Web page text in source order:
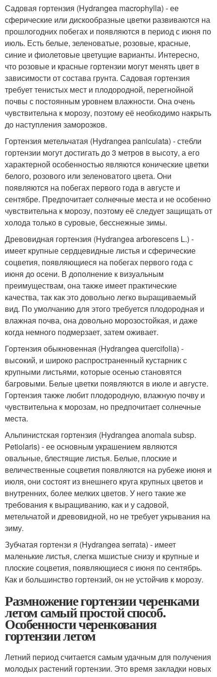
Садовая гортензия (Hydrangea macrophylla) - ее
сферические или дискообразные цветки развиваются на
прошлогодних побегах и появляются в период с июня по
июль. Есть белые, зеленоватые, розовые, красные,
синие и фиолетовые цветущие варианты. Интересно,
что розовые и красные гортензии могут менять цвет в
зависимости от состава грунта. Садовая гортензия
требует тенистых мест и плодородной, перегнойной
почвы с постоянным уровнем влажности. Она очень
чувствительна к морозу, поэтому её необходимо накрыть
до наступления заморозков.
Гортензия метельчатая (Hydrangea paniculata) - стебли
гортензии могут достигать до 3 метров в высоту, а его
характерной особенностью являются конические цветки
белого, розового или зеленоватого цвета. Они
появляются на побегах первого года в августе и
сентябре. Предпочитает солнечные места и не особенно
чувствительна к морозу, поэтому её следует защищать от
холода только в суровые, бесснежные зимы.
Древовидная гортензия (Hydrangea arborescens L.) -
имеет крупные сердцевидные листья и сферические
соцветия, появляющиеся на побегах первого года с
июня до осени. В дополнение к визуальным
преимуществам, она также имеет практические
качества, так как это довольно легко выращиваемый
вид. По умолчанию для этого требуется плодородная и
влажная почва, она довольно морозостойкая, и даже
когда немного подмерзает, затем оживает.
Гортензия обыкновенная (Hydrangea quercifolia) -
высокий, и широко распространенный кустарник с
крупными листьями, которые осенью становятся
багровыми. Белые цветки появляются в июле и августе.
Гортензия также любит плодородную, влажную почву и
чувствительна к морозам, но предпочитает солнечные
места.
Альпинистская гортензия (Hydrangea anomala subsp.
Petiolaris) - ее основным украшением являются
овальные, блестящие листья. Белые, плоские и
величественные соцветия появляются на рубеже июня и
июля, они состоят из внешнего круга крупных цветов и
внутренних, более мелких цветов. У него такие же
требования к выращиванию, как и у садовой,
метельчатой и древовидной, но не требует укрывания на
зиму.
Зубчатая гортензи я (Hydrangea serrata) - имеет
маленькие листья, слегка мшистые снизу и крупные и
плоские соцветия, появляющиеся с июня по сентябрь.
Как и большинство гортензий, он не устойчив к морозу.
Размножение гортензии черенками
летом самый простой способ.
Особенности черенкования
гортензии летом
Летний период считается самым удачным для получения
молодых растений гортензии. Это время закладки новых